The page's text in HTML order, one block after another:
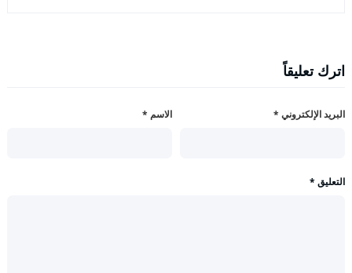
اترك تعليقاً
الاسم * البريد الإلكتروني *
التعليق *